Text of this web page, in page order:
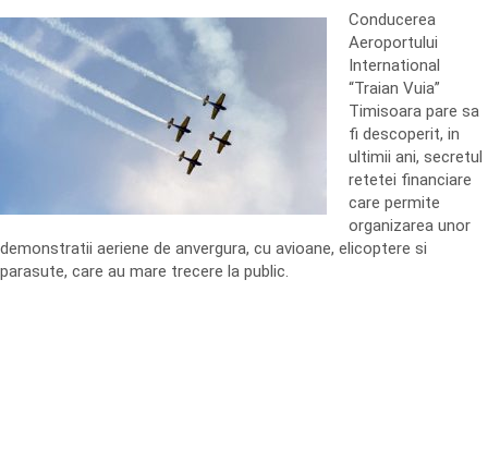
Conducerea
Aeroportului
International
“Traian Vuia”
Timisoara pare sa
fi descoperit, in
ultimii ani, secretul
retetei financiare
care permite
organizarea unor
demonstratii aeriene de anvergura, cu avioane, elicoptere si
parasute, care au mare trecere la public.